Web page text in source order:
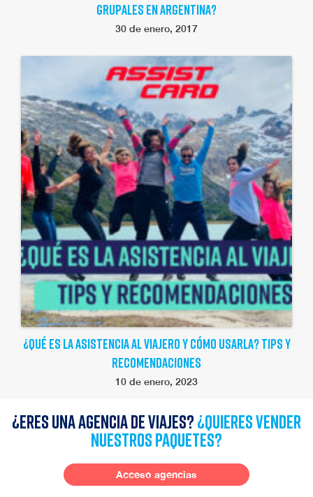
GRUPALES EN ARGENTINA?
30 de enero, 2017
¿QUÉ ES LA ASISTENCIA AL VIAJERO Y CÓMO USARLA? TIPS Y
RECOMENDACIONES
10 de enero, 2023
¿Eres una agencia de viajes?¿quieres vender
nuestros paquetes?
Acceso agencias